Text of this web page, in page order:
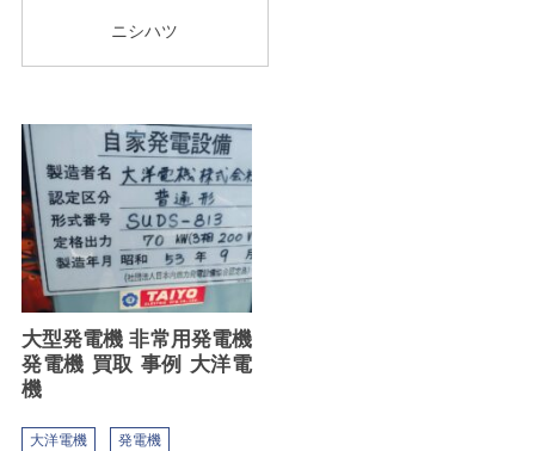
ニシハツ
大型発電機 非常用発電機
発電機 買取 事例 大洋電
機
大洋電機 発電機